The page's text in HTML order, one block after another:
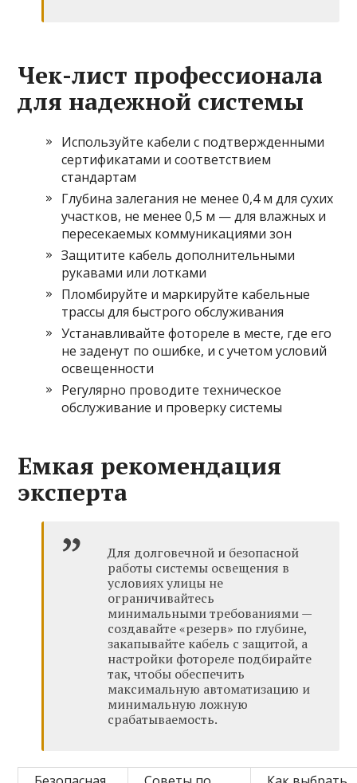
Чек-лист профессионала
для надежной системы
Используйте кабели с подтвержденными
сертификатами и соответствием
стандартам
Глубина залегания не менее 0,4 м для сухих
участков, не менее 0,5 м — для влажных и
пересекаемых коммуникациями зон
Защитите кабель дополнительными
рукавами или лотками
Пломбируйте и маркируйте кабельные
трассы для быстрого обслуживания
Устанавливайте фотореле в месте, где его
не заденут по ошибке, и с учетом условий
освещенности
Регулярно проводите техническое
обслуживание и проверку системы
Емкая рекомендация
эксперта
Для долговечной и безопасной
работы системы освещения в
условиях улицы не
ограничивайтесь
минимальными требованиями —
создавайте «резерв» по глубине,
закапывайте кабель с защитой, а
настройки фотореле подбирайте
так, чтобы обеспечить
максимальную автоматизацию и
минимальную ложную
срабатываемость.